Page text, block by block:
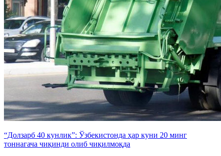
“Долзарб 40 кунлик”: Ўзбекистонда ҳар куни 20 минг
тоннагача чиқинди олиб чиқилмоқда